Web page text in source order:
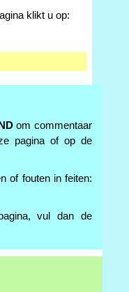
klikt u op:
om commentaar
pagina of op de
of fouten in feiten:
vul dan de